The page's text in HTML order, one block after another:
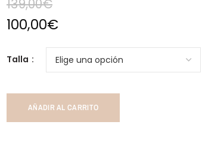
139,00€
100,00€
Talla
AÑADIR AL CARRITO